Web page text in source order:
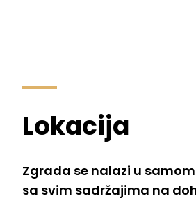
Lokacija
Zgrada se nalazi u
sa svim sadržajima na